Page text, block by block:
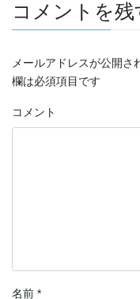
コメントを残
メールアドレスが公開さ
欄は必須項目です
コメント
名前 *